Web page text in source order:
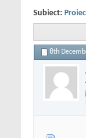
Subiect:
8th